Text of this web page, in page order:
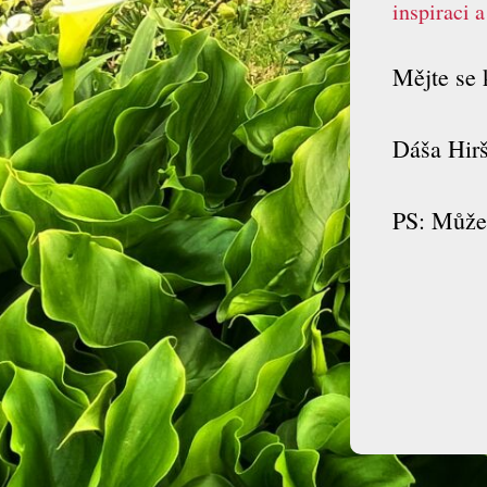
inspiraci
Mějte se
Dáša
PS: